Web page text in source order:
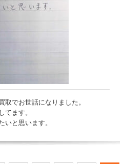
取でお世話になりました。
てます。
いと思います。